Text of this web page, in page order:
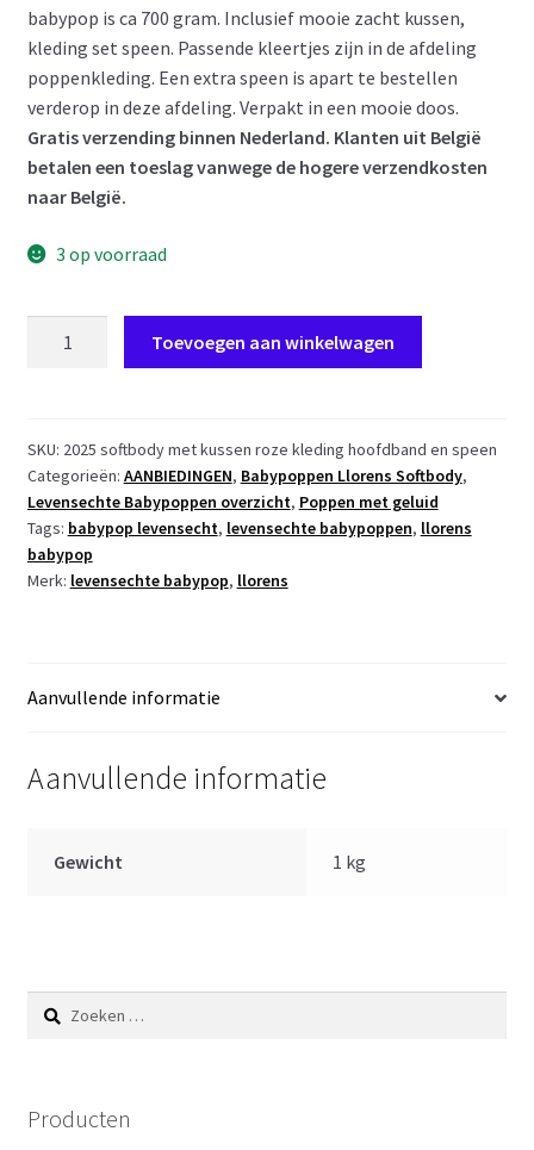
babypop is ca 700 gram. Inclusief mooie zacht kussen,
kleding set speen. Passende kleertjes zijn in de afdeling
poppenkleding. Een extra speen is apart te bestellen
verderop in deze afdeling. Verpakt in een mooie doos.
Gratis verzending binnen Nederland. Klanten uit België
betalen een toeslag vanwege de hogere verzendkosten
naar België.
3 op voorraad
soft
body
baby
pop
met
geluid
en
cm
Toevoegen aan winkelwagen
SKU: 2025 softbody met kussen roze kleding hoofdband en speen
Categorieën: AANBIEDINGEN, Babypoppen Llorens Softbody,
Levensechte Babypoppen overzicht, Poppen met geluid
Tags: babypop levensecht, levensechte babypoppen, llorens
babypop
Merk: levensechte babypop, llorens
Aanvullende informatie
Aanvullende informatie
Gewicht 1 kg
Zoeken
naar:
Producten